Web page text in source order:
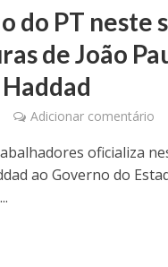
do PT neste
de João
Adicionar comentário
oficializa
ao Governo do